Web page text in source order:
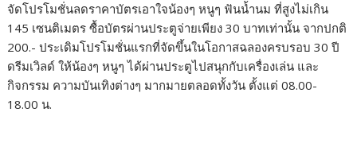
จัดโปรโมชั่นลดราคาบัตรเอาใจน้องๆ หนูๆ ฟันน้ำนม ที่สูงไม่เกิน
145 เซนติเมตร ซื้อบัตรผ่านประตูจ่ายเพียง 30 บาทเท่านั้น จากปกติ
200.- ประเดิมโปรโมชั่นแรกที่จัดขึ้นในโอกาสฉลองครบรอบ 30 ปี
ดรีมเวิลด์ ให้น้องๆ หนูๆ ได้ผ่านประตูไปสนุกกับเครื่องเล่น และ
กิจกรรม ความบันเทิงต่างๆ มากมายตลอดทั้งวัน ตั้งแต่ 08.00-
18.00 น.